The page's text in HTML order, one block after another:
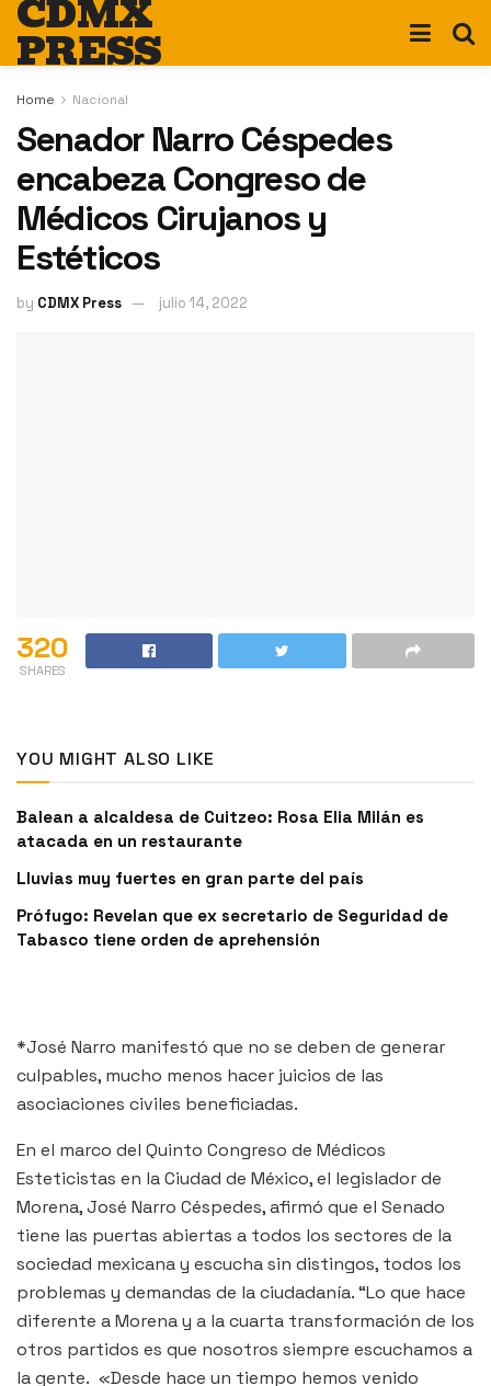
CDMX
PRESS
Home Nacional
Senador Narro Céspedes
encabeza Congreso de
Médicos Cirujanos y
Estéticos
by CDMX Press julio 14, 2022
320
SHARES
YOU MIGHT ALSO LIKE
Balean a alcaldesa de Cuitzeo: Rosa Elia Milán es
atacada en un restaurante
Lluvias muy fuertes en gran parte del país
Prófugo: Revelan que ex secretario de Seguridad de
Tabasco tiene orden de aprehensión
*José Narro manifestó que no se deben de generar
culpables, mucho menos hacer juicios de las
asociaciones civiles beneficiadas.
En el marco del Quinto Congreso de Médicos
Esteticistas en la Ciudad de México, el legislador de
Morena, José Narro Céspedes, afirmó que el Senado
tiene las puertas abiertas a todos los sectores de la
sociedad mexicana y escucha sin distingos, todos los
problemas y demandas de la ciudadanía. “Lo que hace
diferente a Morena y a la cuarta transformación de los
otros partidos es que nosotros siempre escuchamos a
la gente. «Desde hace un tiempo hemos venido